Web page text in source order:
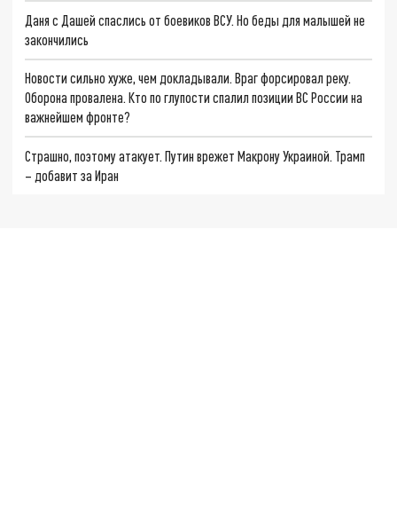
Даня с Дашей спаслись от боевиков ВСУ. Но беды для малышей не
закончились
Новости сильно хуже, чем докладывали. Враг форсировал реку.
Оборона провалена. Кто по глупости спалил позиции ВС России на
важнейшем фронте?
Страшно, поэтому атакует. Путин врежет Макрону Украиной. Трамп
– добавит за Иран